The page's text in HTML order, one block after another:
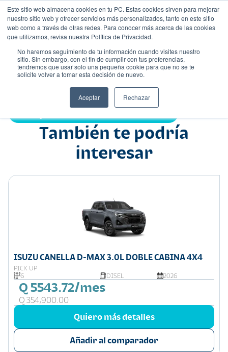
Este sitio web almacena cookies en tu PC. Estas cookies sirven para mejorar
nuestro sitio web y ofrecer servicios más personalizados, tanto en este sitio
web como a través de otras redes. Para conocer más acerca de las cookies
que utilizamos, revisa nuestra Política de Privacidad.
No haremos seguimiento de tu información cuando visites nuestro
sitio. Sin embargo, con el fin de cumplir con tus preferencias,
tendremos que usar solo una pequeña cookie para que no se te
solicite volver a tomar esta decisión de nuevo.
Aceptar Rechazar
Nombre
También te podría
interesar
ISUZU CANELLA D-MAX 3.0L DOBLE CABINA 4X4
PICK UP
6
DISEL 2026
Q 5543.72/mes
Q 354,900.00
Quiero más detalles
Añadir al comparador